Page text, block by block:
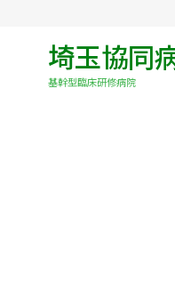
埼玉協同
基幹型臨床研修病院